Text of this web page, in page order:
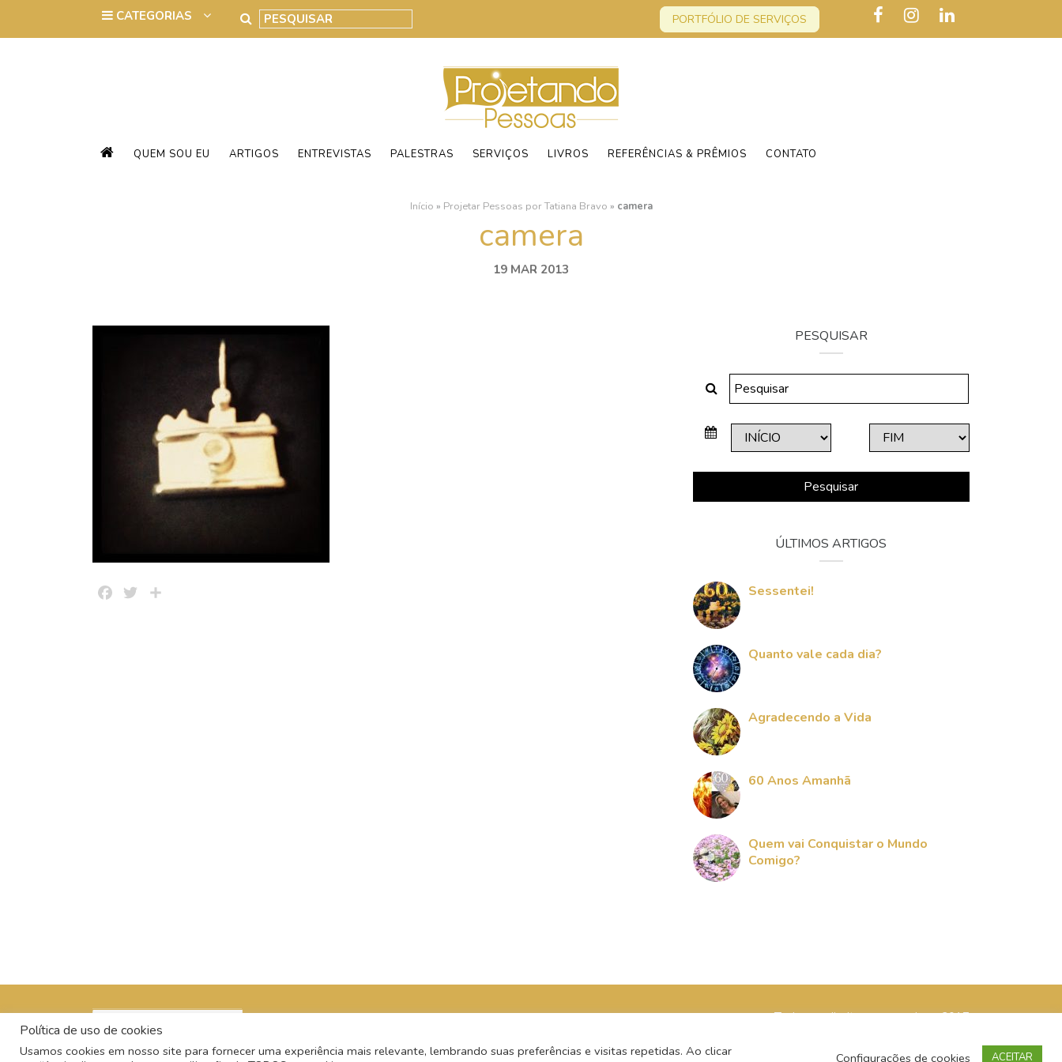
PORTFÓLIO DE SERVIÇOS
QUEM SOU EU ARTIGOS ENTREVISTAS PALESTRAS SERVIÇOS LIVROS REFERÊNCIAS & PRÊMIOS CONTATO
Início » Projetar Pessoas por Tatiana Bravo » camera
camera
19 MAR 2013
FacebookTwitter
PESQUISAR
Pesquisar
ÚLTIMOS ARTIGOS
Sessentei!
Quanto vale cada dia?
Agradecendo a Vida
60 Anos Amanhã
Quem vai Conquistar o Mundo
Comigo?
Todos os direitos reservados - 2017
Política de uso de cookies
Usamos cookies em nosso site para fornecer uma experiência mais relevante, lembrando suas preferências e visitas repetidas. Ao clicar
Configurações de cookies ACEITAR